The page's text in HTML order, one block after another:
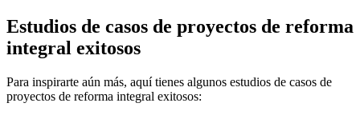
Estudios de casos de proyectos de reforma
integral exitosos
Para inspirarte aún más, aquí tienes algunos estudios de casos de
proyectos de reforma integral exitosos: